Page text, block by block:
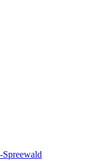
Spreewald